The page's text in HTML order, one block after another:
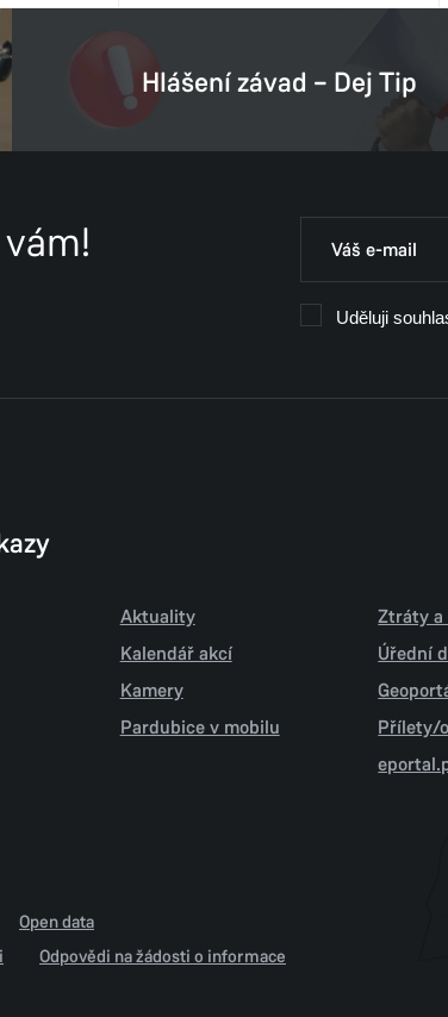
Hlášení závad – Dej Tip
Uděluji
Aktuality
Kalendář akcí
Kamery
Pardubice v mobilu
Ztráty a
Úřední
Přílety/
Open data
Odpovědi na žádosti o informace